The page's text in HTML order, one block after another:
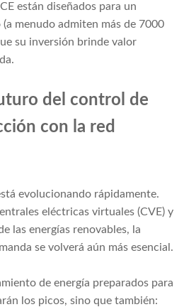
están diseñados para un
menudo admiten más de 7000
su inversión brinde valor
del control de
con la red
evolucionando rápidamente.
eléctricas virtuales (CVE) y
las energías renovables, la
se volverá aún más esencial.
de energía preparados para
los picos, sino que también: